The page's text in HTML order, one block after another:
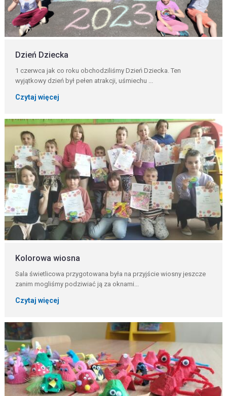
Dzień Dziecka
1 czerwca jak co roku obchodziliśmy Dzień Dziecka. Ten
wyjątkowy dzień był pełen atrakcji, uśmiechu ...
Czytaj więcej
Kolorowa wiosna
Sala świetlicowa przygotowana była na przyjście wiosny jeszcze
zanim mogliśmy podziwiać ją za oknami...
Czytaj więcej